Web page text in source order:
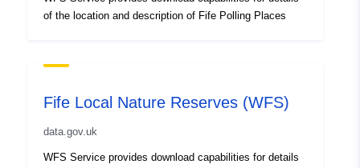
of the location and description of Fife Polling Places
Fife Local Nature Reserves (WFS)
data.gov.uk
WFS Service provides download capabilities for details